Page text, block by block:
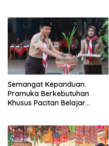
Semangat Kepanduan:
Pramuka Berkebutuhan
Khusus Pacitan Belajar